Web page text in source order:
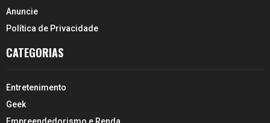
Anuncie
Política de Privacidade
CATEGORIAS
Entretenimento
Geek
Empreendedorismo e Renda